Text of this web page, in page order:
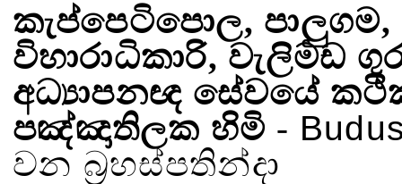
කැප්පෙටිපොල, පාලුගම,
විහාරාධිකාරි, වැලිමඩ
අධ්‍යාපනඥ සේවයේ
පඤ්ඤාතිලක හිමි -
වන බ්‍රහස්පතින්දා